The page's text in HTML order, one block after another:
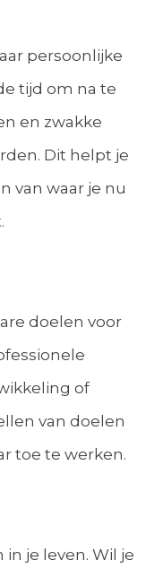
persoonlijke
tijd om na te
en zwakke
Dit helpt je
van waar je nu
doelen voor
of
van doelen
toe te werken.
je leven. Wil je